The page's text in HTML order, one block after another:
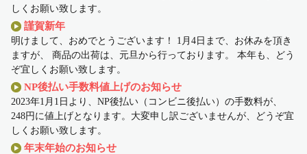
しくお願い致します。
謹賀新年
明けまして、おめでとうございます！ 1月4日まで、お休みを頂き
ますが、 商品の出荷は、元旦から行っております。 本年も、どう
ぞ宜しくお願い致します。
NP後払い手数料値上げのお知らせ
2023年1月1日より、NP後払い（コンビニ後払い）の手数料が、
248円に値上げとなります。大変申し訳ございませんが、どうぞ宜
しくお願い致します。
年末年始のお知らせ